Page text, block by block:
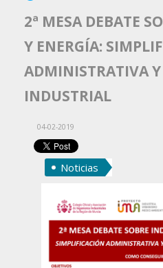
2ª MESA DEBATE
Y ENERGÍA:
ADMINISTRATIVA Y
INDUSTRIAL
04-02-2019
Noticias